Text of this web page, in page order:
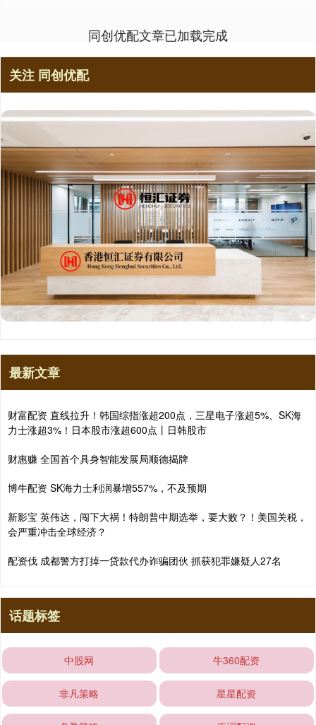
同创优配文章已加载完成
关注 同创优配
最新文章
财富配资 直线拉升！韩国综指涨超200点，三星电子涨超5%、SK海
力士涨超3%！日本股市涨超600点丨日韩股市
财惠赚 全国首个具身智能发展局顺德揭牌
博牛配资 SK海力士利润暴增557%，不及预期
新影宝 英伟达，闯下大祸！特朗普中期选举，要大败？！美国关税，
会严重冲击全球经济？
配资伐 成都警方打掉一贷款代办诈骗团伙 抓获犯罪嫌疑人27名
话题标签
中股网 牛360配资
非凡策略 星星配资